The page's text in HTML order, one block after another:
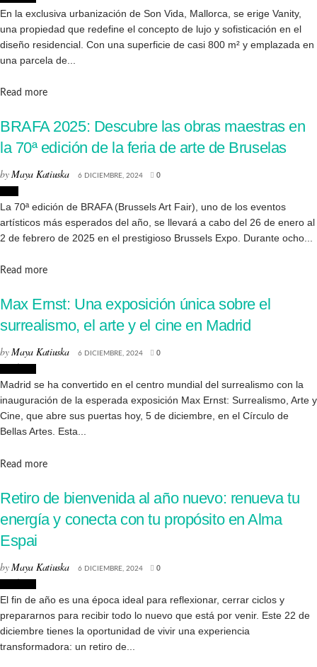
En la exclusiva urbanización de Son Vida, Mallorca, se erige Vanity,
una propiedad que redefine el concepto de lujo y sofisticación en el
diseño residencial. Con una superficie de casi 800 m² y emplazada en
una parcela de...
Read moreDetails
BRAFA 2025: Descubre las obras maestras en
la 70ª edición de la feria de arte de Bruselas
byMaya Katiuska 6 DICIEMBRE, 2024 0
La 70ª edición de BRAFA (Brussels Art Fair), uno de los eventos
artísticos más esperados del año, se llevará a cabo del 26 de enero al
2 de febrero de 2025 en el prestigioso Brussels Expo. Durante ocho...
Read moreDetails
Max Ernst: Una exposición única sobre el
surrealismo, el arte y el cine en Madrid
byMaya Katiuska 6 DICIEMBRE, 2024 0
Madrid se ha convertido en el centro mundial del surrealismo con la
inauguración de la esperada exposición Max Ernst: Surrealismo, Arte y
Cine, que abre sus puertas hoy, 5 de diciembre, en el Círculo de
Bellas Artes. Esta...
Read moreDetails
Retiro de bienvenida al año nuevo: renueva tu
energía y conecta con tu propósito en Alma
Espai
byMaya Katiuska 6 DICIEMBRE, 2024 0
El fin de año es una época ideal para reflexionar, cerrar ciclos y
prepararnos para recibir todo lo nuevo que está por venir. Este 22 de
diciembre tienes la oportunidad de vivir una experiencia
transformadora: un retiro de...